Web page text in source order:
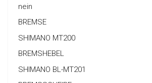
nein
BREMSE
SHIMANO MT200
BREMSHEBEL
SHIMANO BL-MT201